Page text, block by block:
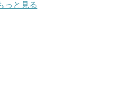
っと見る